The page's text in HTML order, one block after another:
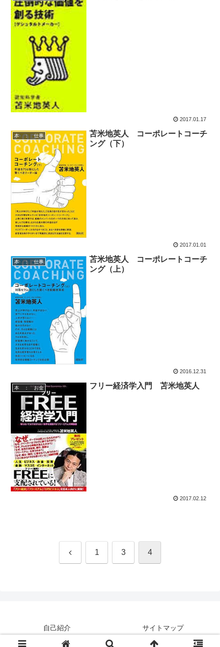
2017.01.17
本 ： 仕事
苫米地英人 コーポレートコーチ
ング（下）
2017.01.01
本 ： 仕事
苫米地英人 コーポレートコーチ
ング（上）
2016.12.31
本 ： お金 フリー経済学入門 苫米地英人
2017.02.12
前 1 3 4
自己紹介 サイトマップ
© 2016-2026 本物のすすめ.